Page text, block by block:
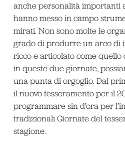
anche personalità importanti
hanno messo in campo
mirati. Non sono molte le
grado di produrre un arco di
ricco e articolato come quello
in queste due giornate,
una punta di orgoglio. Dal
il nuovo tesseramento per il
programmare sin d’ora per
tradizionali Giornate del
stagione.